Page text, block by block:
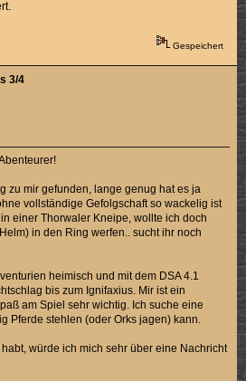
Gespeichert
3/4
zu mir gefunden, lange genug hat es ja
vollständige Gefolgschaft so wackelig ist
einer Thorwaler Kneipe, wollte ich doch
in den Ring werfen.. sucht ihr noch
heimisch und mit dem DSA 4.1
bis zum Ignifaxius. Mir ist ein
am Spiel sehr wichtig. Ich suche eine
Pferde stehlen (oder Orks jagen) kann.
würde ich mich sehr über eine Nachricht